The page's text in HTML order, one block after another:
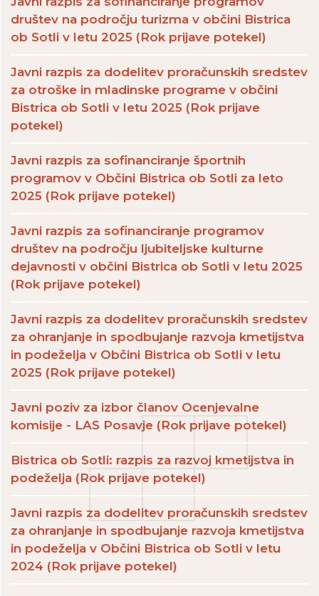
društev na področju turizma v občini Bistrica
ob Sotli v letu 2025 (Rok prijave potekel)
Javni razpis za dodelitev proračunskih sredstev
za otroške in mladinske programe v občini
Bistrica ob Sotli v letu 2025 (Rok prijave
potekel)
Javni razpis za sofinanciranje športnih
programov v Občini Bistrica ob Sotli za leto
2025 (Rok prijave potekel)
Javni razpis za sofinanciranje programov
društev na področju ljubiteljske kulturne
dejavnosti v občini Bistrica ob Sotli v letu 2025
(Rok prijave potekel)
Javni razpis za dodelitev proračunskih sredstev
za ohranjanje in spodbujanje razvoja kmetijstva
in podeželja v Občini Bistrica ob Sotli v letu
2025 (Rok prijave potekel)
Javni poziv za izbor članov Ocenjevalne
komisije - LAS Posavje (Rok prijave potekel)
Bistrica ob Sotli: razpis za razvoj kmetijstva in
podeželja (Rok prijave potekel)
Javni razpis za dodelitev proračunskih sredstev
za ohranjanje in spodbujanje razvoja kmetijstva
in podeželja v Občini Bistrica ob Sotli v letu
2024 (Rok prijave potekel)